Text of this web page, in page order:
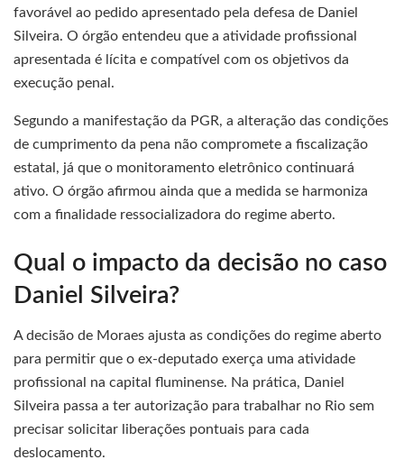
favorável ao pedido apresentado pela defesa de Daniel
Silveira. O órgão entendeu que a atividade profissional
apresentada é lícita e compatível com os objetivos da
execução penal.
Segundo a manifestação da PGR, a alteração das condições
de cumprimento da pena não compromete a fiscalização
estatal, já que o monitoramento eletrônico continuará
ativo. O órgão afirmou ainda que a medida se harmoniza
com a finalidade ressocializadora do regime aberto.
Qual o impacto da decisão no caso
Daniel Silveira?
A decisão de Moraes ajusta as condições do regime aberto
para permitir que o ex-deputado exerça uma atividade
profissional na capital fluminense. Na prática, Daniel
Silveira passa a ter autorização para trabalhar no Rio sem
precisar solicitar liberações pontuais para cada
deslocamento.